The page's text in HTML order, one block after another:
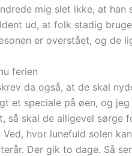
mig slet ikke, at han
ud, at folk stadig
er overstået, og de
ferien
da også, at de skal
et speciale på øen, og
så skal de alligevel sørge
Ved, hvor lunefuld solen
Der gik to dage. Så